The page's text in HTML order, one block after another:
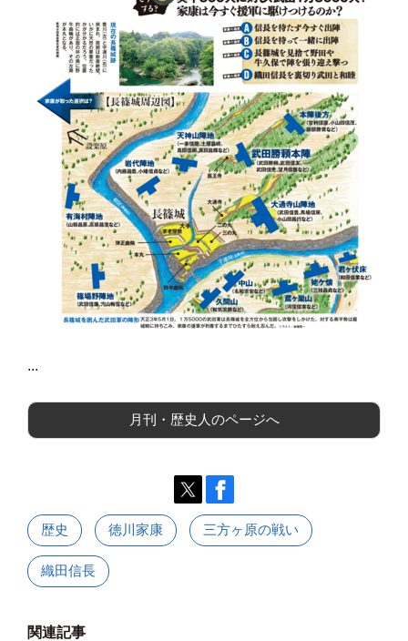
...
月刊・歴史人のページへ
歴史 徳川家康 三方ヶ原の戦い
織田信長
関連記事